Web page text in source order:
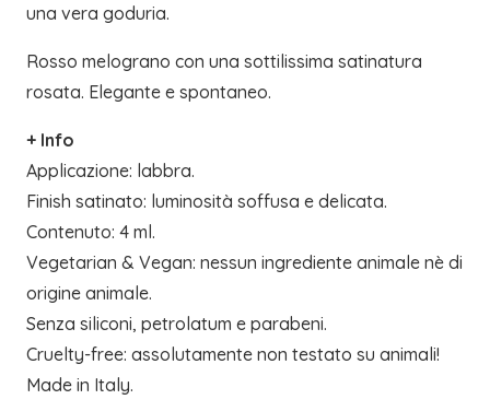
una vera goduria.
Rosso melograno con una sottilissima satinatura
rosata. Elegante e spontaneo.
+ Info
Applicazione: labbra.
Finish satinato: luminosità soffusa e delicata.
Contenuto: 4 ml.
Vegetarian & Vegan: nessun ingrediente animale nè di
origine animale.
Senza siliconi, petrolatum e parabeni.
Cruelty-free: assolutamente non testato su animali!
Made in Italy.